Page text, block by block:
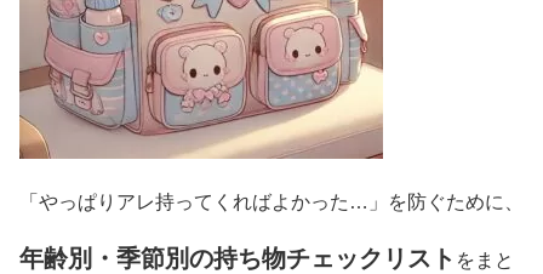
「やっぱりアレ持ってくればよかった…」を防ぐために、
年齢別・季節別の持ち物チェックリスト をまと